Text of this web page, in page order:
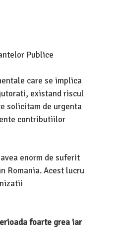
Publice
care se implica
existand riscul
solicitam de urgenta
contributiilor
enorm de suferit
Romania. Acest lucru
foarte grea iar